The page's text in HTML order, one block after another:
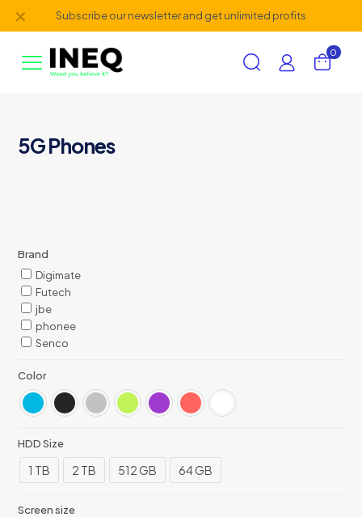
Subscribe our newsletter and get unlimited profits
✕
0
5G Phones
Brand
Digimate
Futech
jbe
phonee
Senco
Color
HDD Size
1 TB 2 TB 512 GB 64 GB
Screen size